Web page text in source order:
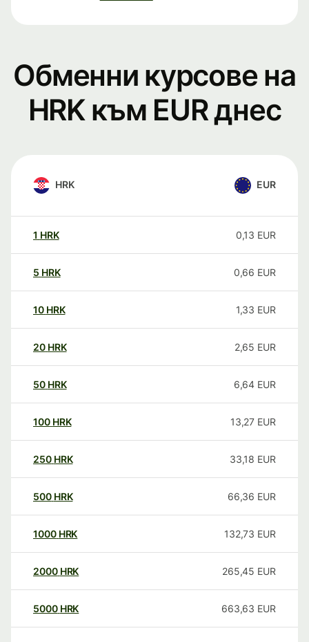
Обменни курсове на
HRK към EUR днес
HRK EUR
1 HRK 0,13 EUR
5 HRK 0,66 EUR
10 HRK 1,33 EUR
20 HRK 2,65 EUR
50 HRK 6,64 EUR
100 HRK 13,27 EUR
250 HRK 33,18 EUR
500 HRK 66,36 EUR
1000 HRK 132,73 EUR
2000 HRK 265,45 EUR
5000 HRK 663,63 EUR